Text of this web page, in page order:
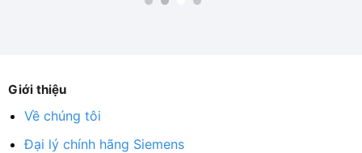
Giới thiệu
Về chúng tôi
Đại lý chính hãng Siemens